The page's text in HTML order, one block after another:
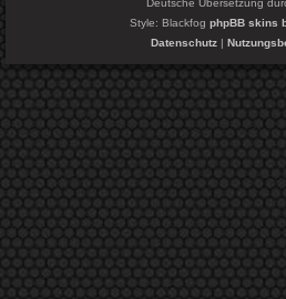
Deutsche Übersetzung
Style: Blackfog phpBB skins
Datenschutz|